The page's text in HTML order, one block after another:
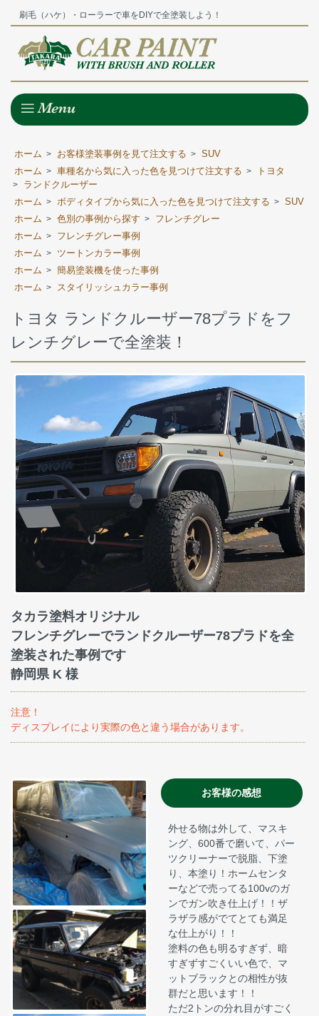
刷毛（ハケ）・ローラーで車をDIYで全塗装しよう！
ホーム > お客様塗装事例を見て注文する > SUV
ホーム > 車種名から気に入った色を見つけて注文する > トヨタ
>
ランドクルーザー
ホーム > ボディタイプから気に入った色を見つけて注文する > SUV
ホーム > 色別の事例から探す >
フレンチグレー
ホーム >
フレンチグレー事例
ホーム >
ツートンカラー事例
ホーム > 簡易塗装機を使った事例
ホーム > スタイリッシュカラー事例
トヨタ ランドクルーザー78プラドをフ
レンチグレーで全塗装！
タカラ塗料オリジナル
フレンチグレーでランドクルーザー78プラドを全
塗装された事例です
静岡県 K 様
注意！
ディスプレイにより実際の色と違う場合があります。
お客様の感想
外せる物は外して、マスキ
ング、600番で磨いて、パー
ツクリーナーで脱脂、下塗
り、本塗り！ホームセンタ
ーなどで売ってる100vのガ
ンでガン吹き仕上げ！！ザ
ラザラ感がでてとても満足
な仕上がり！！
塗料の色も明るすぎず、暗
すぎずすごくいい色で、マ
ットブラックとの相性が抜
群だと思います！！
ただ2トンの分れ目がすごく